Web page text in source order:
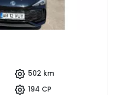
502 km
194 CP